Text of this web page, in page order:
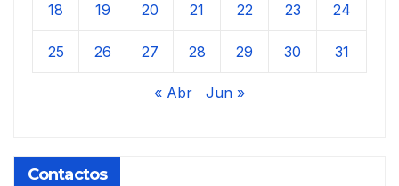
18 19 20 21 22 23 24
25 26 27 28 29 30 31
« Abr Jun »
Contactos